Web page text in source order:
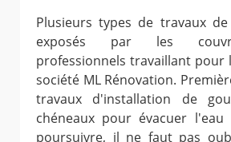
Plusieurs types de travaux
exposés par les
professionnels travaillant pour
société ML Rénovation.
travaux d'installation de
chéneaux pour évacuer
poursuivre, il ne faut pas